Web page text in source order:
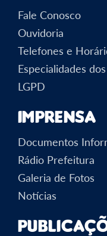
Fale Conosco
Ouvidoria
Telefones e
Especialidades
LGPD
Imprensa
Documentos
Rádio Prefeitura
Galeria de Fotos
Notícias